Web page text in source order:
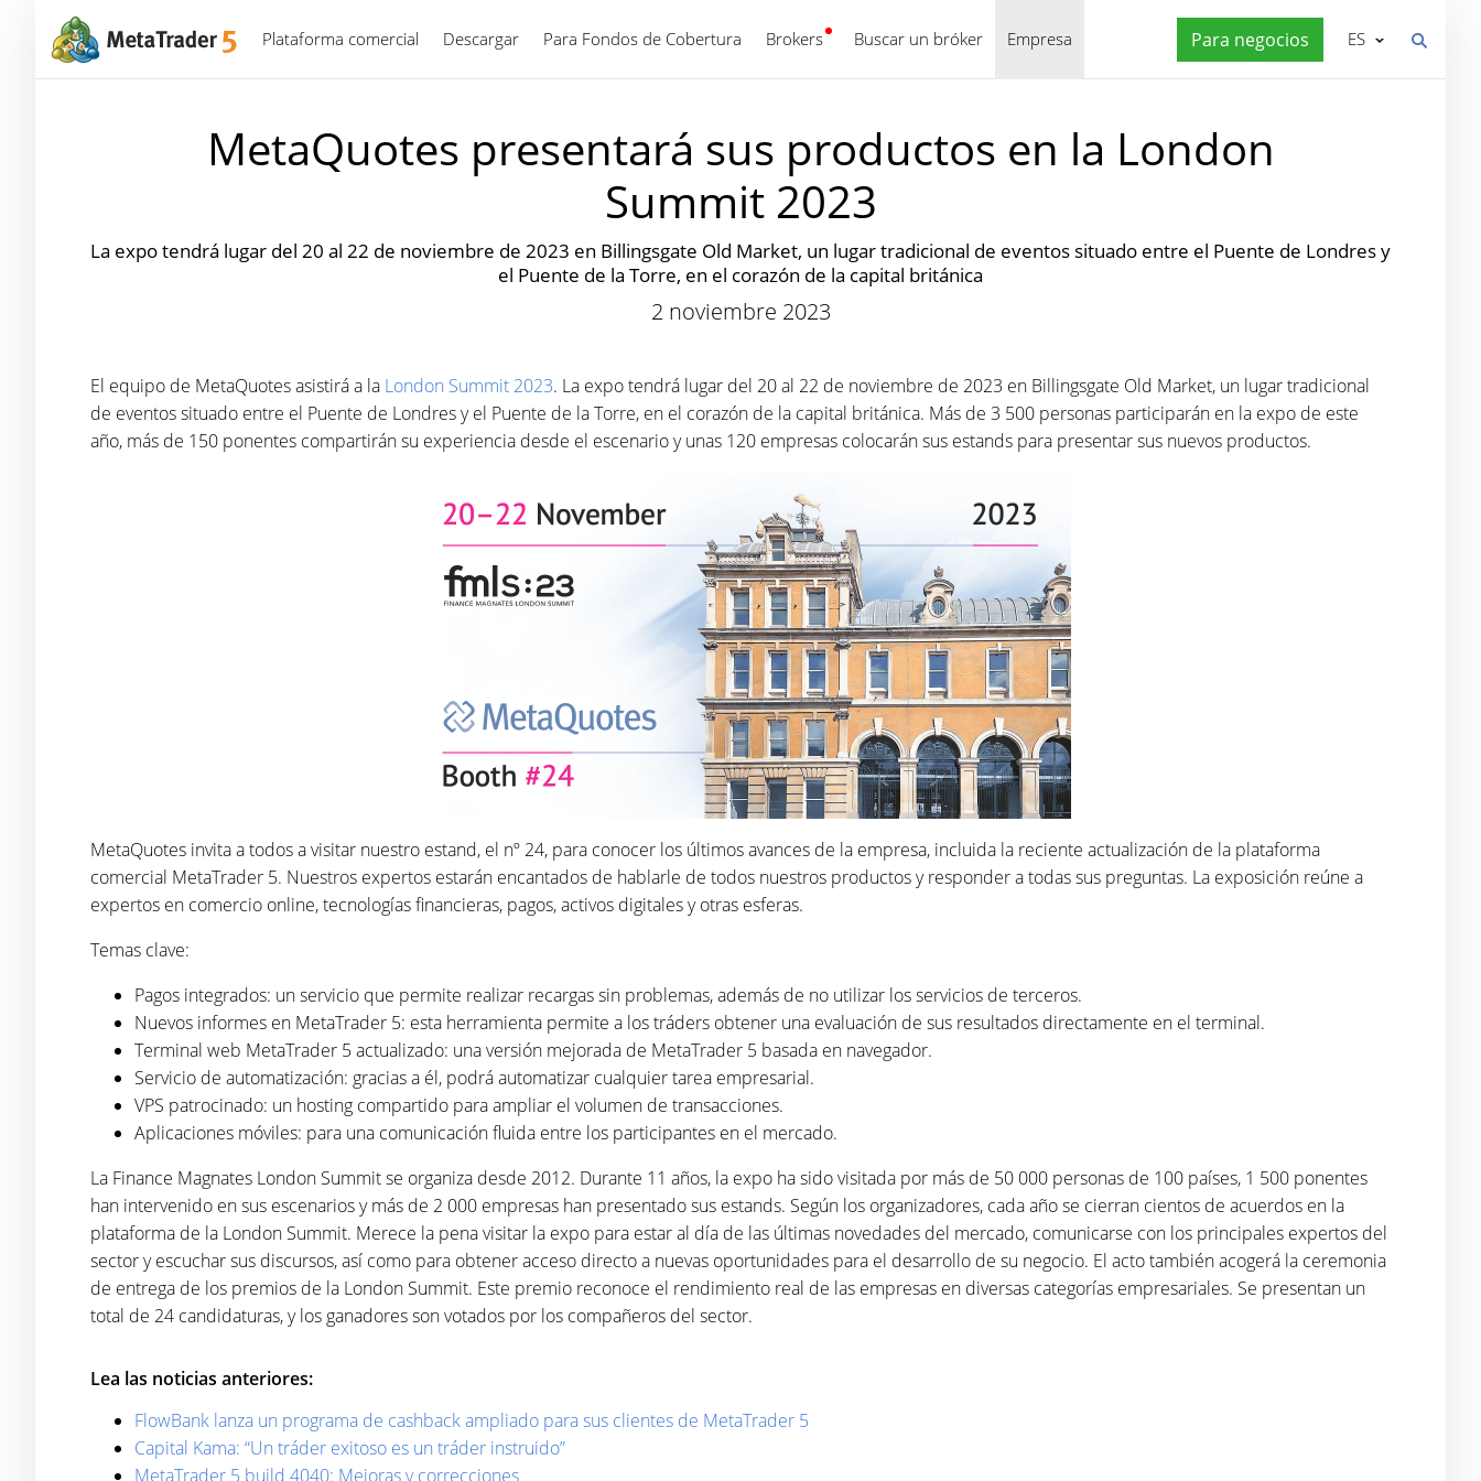
Plataforma comercial Descargar Para Fondos de Cobertura Brokers Buscar un bróker Empresa Para negocios
Español ES
MetaQuotes presentará sus productos en la London
Summit 2023
La expo tendrá lugar del 20 al 22 de noviembre de 2023 en Billingsgate Old Market, un lugar tradicional de eventos situado entre el Puente de Londres y
el Puente de la Torre, en el corazón de la capital británica
2 noviembre 2023
El equipo de MetaQuotes asistirá a la London Summit 2023. La expo tendrá lugar del 20 al 22 de noviembre de 2023 en Billingsgate Old Market, un lugar tradicional
de eventos situado entre el Puente de Londres y el Puente de la Torre, en el corazón de la capital británica. Más de 3 500 personas participarán en la expo de este
año, más de 150 ponentes compartirán su experiencia desde el escenario y unas 120 empresas colocarán sus estands para presentar sus nuevos productos.
MetaQuotes invita a todos a visitar nuestro estand, el nº 24, para conocer los últimos avances de la empresa, incluida la reciente actualización de la plataforma
comercial MetaTrader 5. Nuestros expertos estarán encantados de hablarle de todos nuestros productos y responder a todas sus preguntas. La exposición reúne a
expertos en comercio online, tecnologías financieras, pagos, activos digitales y otras esferas.
Temas clave:
Pagos integrados: un servicio que permite realizar recargas sin problemas, además de no utilizar los servicios de terceros.
Nuevos informes en MetaTrader 5: esta herramienta permite a los tráders obtener una evaluación de sus resultados directamente en el terminal.
Terminal web MetaTrader 5 actualizado: una versión mejorada de MetaTrader 5 basada en navegador.
Servicio de automatización: gracias a él, podrá automatizar cualquier tarea empresarial.
VPS patrocinado: un hosting compartido para ampliar el volumen de transacciones.
Aplicaciones móviles: para una comunicación fluida entre los participantes en el mercado.
La Finance Magnates London Summit se organiza desde 2012. Durante 11 años, la expo ha sido visitada por más de 50 000 personas de 100 países, 1 500 ponentes
han intervenido en sus escenarios y más de 2 000 empresas han presentado sus estands. Según los organizadores, cada año se cierran cientos de acuerdos en la
plataforma de la London Summit. Merece la pena visitar la expo para estar al día de las últimas novedades del mercado, comunicarse con los principales expertos del
sector y escuchar sus discursos, así como para obtener acceso directo a nuevas oportunidades para el desarrollo de su negocio. El acto también acogerá la ceremonia
de entrega de los premios de la London Summit. Este premio reconoce el rendimiento real de las empresas en diversas categorías empresariales. Se presentan un
total de 24 candidaturas, y los ganadores son votados por los compañeros del sector.
Lea las noticias anteriores:
FlowBank lanza un programa de cashback ampliado para sus clientes de MetaTrader 5
Capital Kama: “Un tráder exitoso es un tráder instruido”
MetaTrader 5 build 4040: Mejoras y correcciones